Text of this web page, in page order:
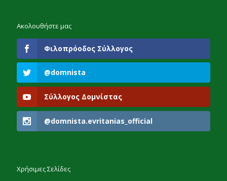
Ακολουθήστε μας
Φιλοπρόοδος Σύλλογος
@domnista
Σύλλογος Δομνίστας
@domnista.evritanias_official
Χρήσιμες Σελίδες